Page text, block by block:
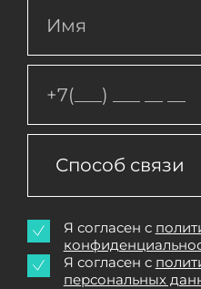
Способ связи
Я согласен с
Я согласен с
персональных